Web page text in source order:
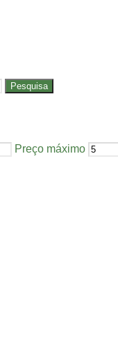
Pesquisa
Preço máximo